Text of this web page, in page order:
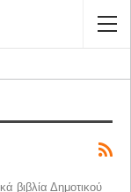
βιβλία Δημοτικού